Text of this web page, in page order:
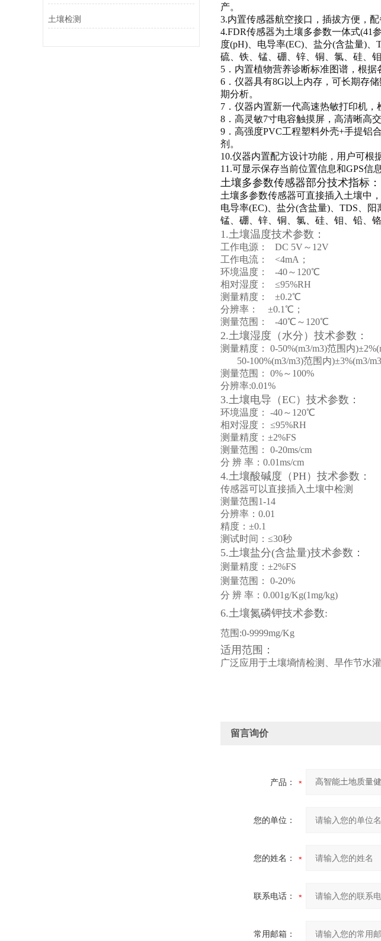
土壤检测
产。
3.内置传感器航空接口，插拔方便，配
4.FDR传感器为土壤多参数一体式(41
度(pH)、电导率(EC)、盐分(含盐量)、
硫、铁、锰、硼、锌、铜、氯、硅、
5．内置植物营养诊断标准图谱，根据
6 ．仪器具有8G以上内存，可长期存
期分析。
7．仪器内置新一代高速热敏打印机，
8 ．高灵敏7寸电容触摸屏，高清晰高
9 ．高强度PVC工程塑料外壳+手提铝
剂。
10.仪器内置配方设计功能，用户可根
11.可显示保存当前位置信息和GPS信
土壤多参数传感器部分技术指标：
土壤多参数传感器可直接插入土壤中
电导率(EC)、盐分(含盐量)、TDS、阳
锰、硼、锌、铜、氯、硅、钼、铅、
1.土壤温度技术参数：
工作电源： DC 5V～12V
工作电流： <4mA；
环境温度： -40～120℃
相对湿度： ≤95%RH
测量精度：
±0.2℃
分辨率：
±0.1℃；
测量范围： -40℃～120℃
2.土壤湿度（水分） 技术参数：
测量精度：
0-50%(m3/m3)范围内
50-100%(m3/m3)范围内)±3%(m3/
测量范围：
0%～100%
分辨率:0.01%
3.土壤电导（EC） 技术参数：
环境温度：
-40～120℃
相对湿度： ≤95%RH
测量精度： ±2%FS
测量范围： 0-20ms/cm
分 辨 率： 0.01ms/cm
4.土壤酸碱度（PH）技术参数：
传感器可以直接插入土壤中检测
测量范围 1-14
分辨率： 0.01
精度： ±0.1
测试时间： ≤30秒
5.土壤盐分(含盐量)技术参数：
测量精度： ±2%FS
测量范围： 0-20%
分 辨 率：0.001g/Kg(1mg/kg)
6.土壤氮磷钾技术参数:
范围:0-9999mg/Kg
适用范围：
广泛应用于土壤墒情检测、旱作节水
留言询价
产品：
您的单位：
您的姓名：
联系电话：
常用邮箱：